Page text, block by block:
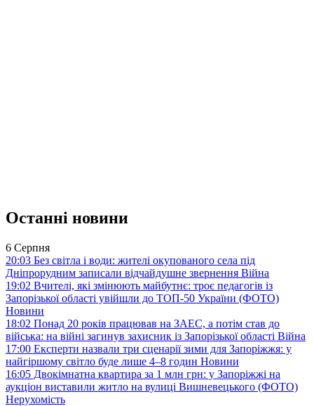
Останні новини
6 Серпня
20:03 Без світла і води: жителі окупованого села під
Дніпрорудним записали відчайдушне звернення Війна
19:02 Вчителі, які змінюють майбутнє: троє педагогів із
Запорізької області увійшли до ТОП-50 України (ФОТО)
Новини
18:02 Понад 20 років працював на ЗАЕС, а потім став до
війська: на війні загинув захисник із Запорізької області Війна
17:00 Експерти назвали три сценарії зими для Запоріжжя: у
найгіршому світло буде лише 4–8 годин Новини
16:05 Двокімнатна квартира за 1 млн грн: у Запоріжжі на
аукціон виставили житло на вулиці Вишневецького (ФОТО)
Нерухомість